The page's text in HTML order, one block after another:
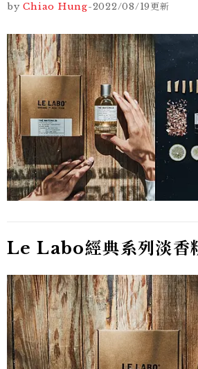
by Chiao Hung-2022/08/19更新
Le Labo經典系列淡香